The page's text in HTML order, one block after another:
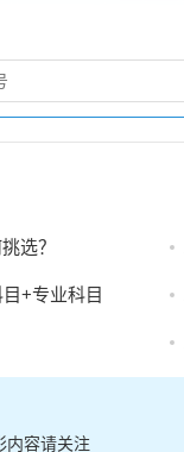
选？
+专业科目
内容请关注